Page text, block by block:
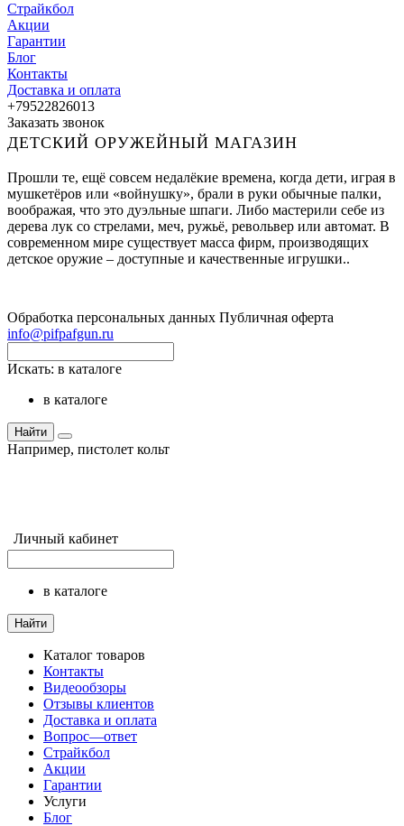
Страйкбол
Акции
Гарантии
Блог
Контакты
Доставка и оплата
+79522826013
Заказать звонок
ДЕТСКИЙ ОРУЖЕЙНЫЙ МАГАЗИН
Прошли те, ещё совсем недалёкие времена, когда дети, играя в
мушкетёров или «войнушку», брали в руки обычные палки,
воображая, что это дуэльные шпаги. Либо мастерили себе из
дерева лук со стрелами, меч, ружьё, револьвер или автомат. В
современном мире существует масса фирм, производящих
детское оружие – доступные и качественные игрушки..
Обработка персональных данных Публичная оферта
info@pifpafgun.ru
Искать: в каталоге
в каталоге
Найти
Например, пистолет кольт
Личный кабинет
в каталоге
Найти
Каталог товаров
Контакты
Видеообзоры
Отзывы клиентов
Доставка и оплата
Вопрос—ответ
Страйкбол
Акции
Гарантии
Услуги
Блог